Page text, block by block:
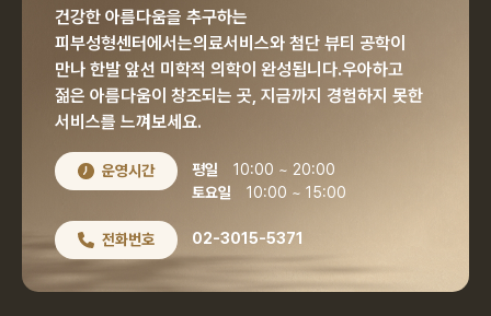
건강한 아름다움을 추구하는
피부성형센터에서는의료서비스와 첨단 뷰티 공학이
만나 한발 앞선 미학적 의학이 완성됩니다.우아하고
젊은 아름다움이 창조되는 곳, 지금까지 경험하지 못한
서비스를 느껴보세요.
운영시간 평일
10:00 ~ 20:00
토요일
10:00 ~ 15:00
전화번호 02-3015-5371